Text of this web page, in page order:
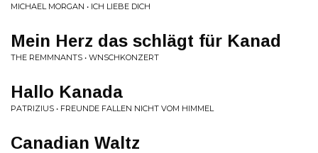
MICHAEL MORGAN • ICH LIEBE DICH
Mein Herz das schlägt für Kanad
THE REMMNANTS • WNSCHKONZERT
Hallo Kanada
PATRIZIUS • FREUNDE FALLEN NICHT VOM HIMMEL
Canadian Waltz